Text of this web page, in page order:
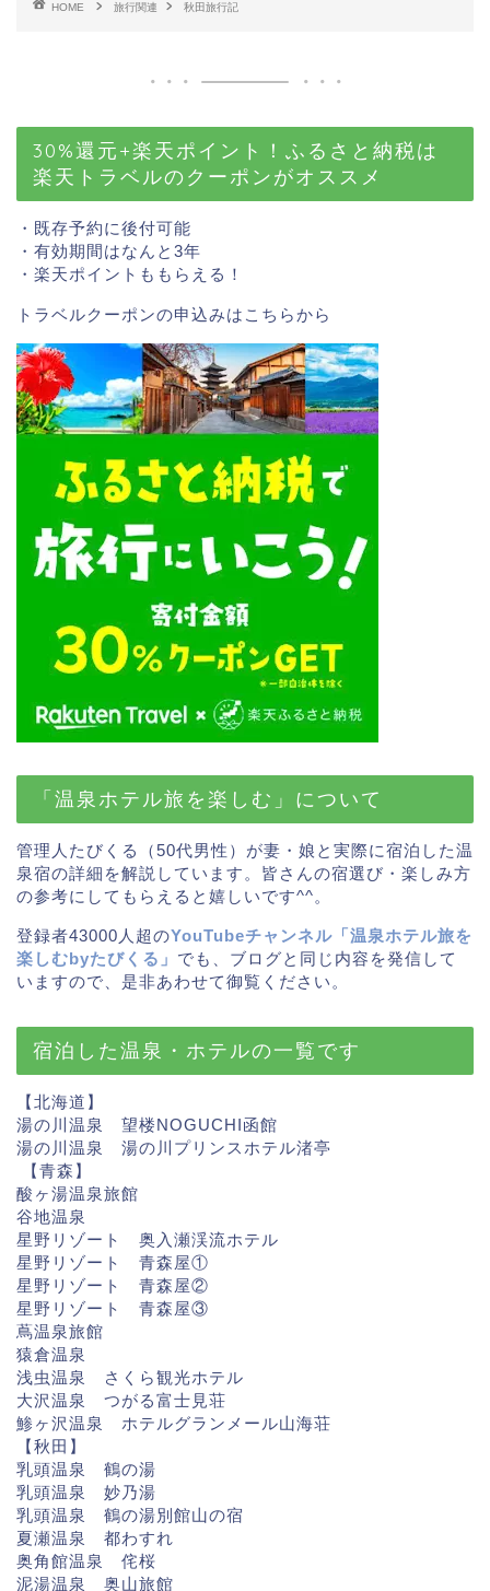
HOME 旅行関連 秋田旅行記
30%還元+楽天ポイント！ふるさと納税は
楽天トラベルのクーポンがオススメ
・既存予約に後付可能
・有効期間はなんと3年
・楽天ポイントももらえる！
トラベルクーポンの申込みはこちらから
「温泉ホテル旅を楽しむ」について
管理人たびくる（50代男性）が妻・娘と実際に宿泊した温
泉宿の詳細を解説しています。皆さんの宿選び・楽しみ方
の参考にしてもらえると嬉しいです^^。
登録者43000人超のYouTubeチャンネル「温泉ホテル旅を
楽しむbyたびくる」 でも、ブログと同じ内容を発信して
いますので、是非あわせて御覧ください。
宿泊した温泉・ホテルの一覧です
【北海道】
湯の川温泉 望楼NOGUCHI函館
湯の川温泉 湯の川プリンスホテル渚亭
【青森】
酸ヶ湯温泉旅館
谷地温泉
星野リゾート 奥入瀬渓流ホテル
星野リゾート 青森屋①
星野リゾート 青森屋②
星野リゾート 青森屋③
蔦温泉旅館
猿倉温泉
浅虫温泉 さくら観光ホテル
大沢温泉 つがる富士見荘
鯵ヶ沢温泉 ホテルグランメール山海荘
【秋田】
乳頭温泉 鶴の湯
乳頭温泉 妙乃湯
乳頭温泉 鶴の湯別館山の宿
夏瀬温泉 都わすれ
奥角館温泉 侘桜
泥湯温泉 奥山旅館